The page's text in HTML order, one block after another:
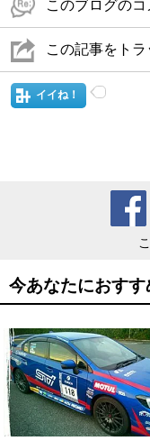
このブログの
この記事をト
イイね！
今あなたにおすす